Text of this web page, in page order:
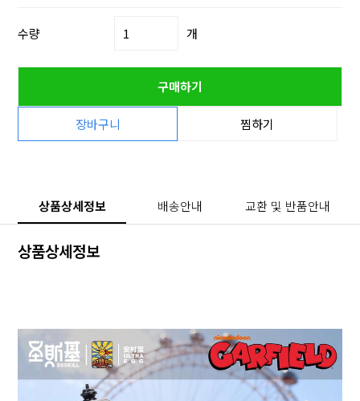
수량 개
구매하기
장바구니 찜하기
상품상세정보 배송안내 교환 및 반품안내
상품상세정보